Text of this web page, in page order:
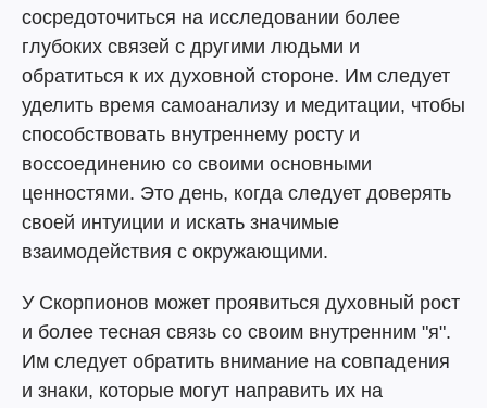
сосредоточиться на исследовании более
глубоких связей с другими людьми и
обратиться к их духовной стороне. Им следует
уделить время самоанализу и медитации, чтобы
способствовать внутреннему росту и
воссоединению со своими основными
ценностями. Это день, когда следует доверять
своей интуиции и искать значимые
взаимодействия с окружающими.
У Скорпионов может проявиться духовный рост
и более тесная связь со своим внутренним "я".
Им следует обратить внимание на совпадения
и знаки, которые могут направить их на